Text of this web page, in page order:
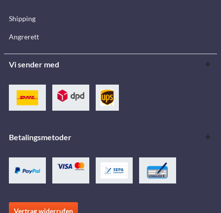
Shipping
Angrerett
Vi sender med
Betalingsmetoder
Vertrag widerrufen